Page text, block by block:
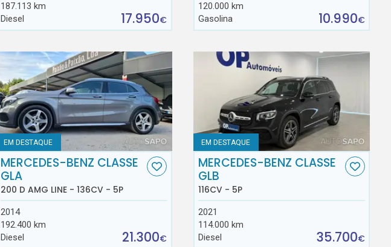
187.113 km
Diesel
17.950€
120.000 km
Gasolina
10.990€
EM DESTAQUE
MERCEDES-BENZ CLASSE
GLA
200 D AMG LINE - 136CV - 5P
2014
192.400 km
Diesel
21.300€
EM DESTAQUE
MERCEDES-BENZ CLASSE
GLB
116CV - 5P
2021
114.000 km
Diesel
35.700€